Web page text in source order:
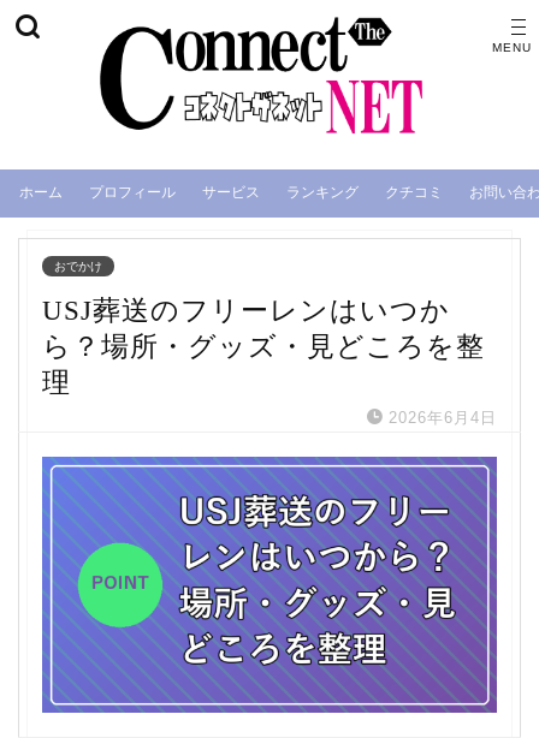
ホーム プロフィール サービス ランキング クチコミ お問い合
おでかけ
USJ葬送のフリーレンはいつか
ら？場所・グッズ・見どころを整
理
2026年6月4日